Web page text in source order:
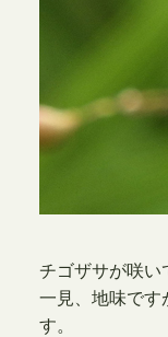
チゴザサが咲い
一見、地味です
す。